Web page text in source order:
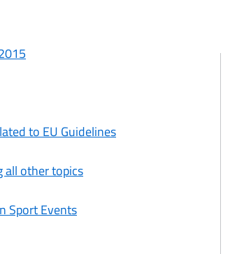
to EU Guidelines
all other topics
Sport Events